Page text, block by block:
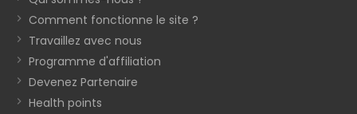
Comment fonctionne le site ?
Travaillez avec nous
Programme d'affiliation
Devenez Partenaire
Health points